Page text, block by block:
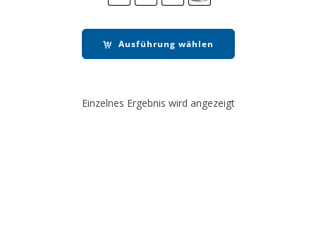
Ausführung wählen
Einzelnes Ergebnis wird angezeigt